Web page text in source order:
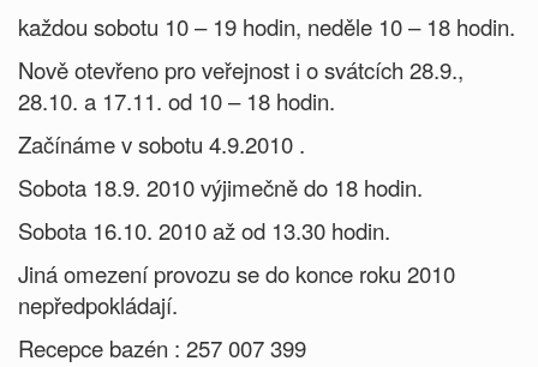
každou sobotu 10 – 19 hodin, neděle 10 – 18 hodin.
Nově otevřeno pro veřejnost i o svátcích 28.9.,
28.10. a 17.11. od 10 – 18 hodin.
Začínáme v sobotu 4.9.2010 .
Sobota 18.9. 2010 výjimečně do 18 hodin.
Sobota 16.10. 2010 až od 13.30 hodin.
Jiná omezení provozu se do konce roku 2010
nepředpokládají.
Recepce bazén : 257 007 399